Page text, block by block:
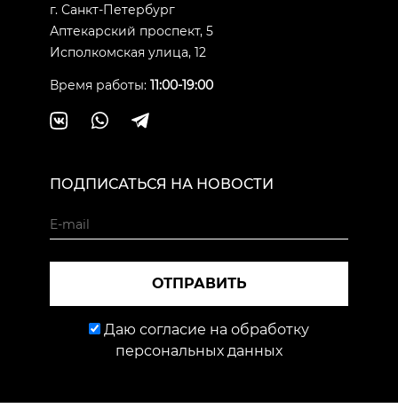
г. Санкт-Петербург
Аптекарский проспект, 5
Исполкомская улица, 12
Время работы: 11:00-19:00
ПОДПИСАТЬСЯ НА НОВОСТИ
ОТПРАВИТЬ
Даю согласие на обработку
персональных данных